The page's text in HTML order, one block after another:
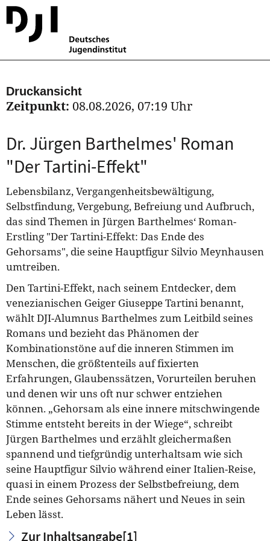
Druckansicht
Zeitpunkt: 08.08.2026, 07:19 Uhr
Dr. Jürgen Barthelmes' Roman
"Der Tartini-Effekt"
Lebensbilanz, Vergangenheitsbewältigung,
Selbstfindung, Vergebung, Befreiung und Aufbruch,
das sind Themen in Jürgen Barthelmes‘ Roman-
Erstling "Der Tartini-Effekt: Das Ende des
Gehorsams", die seine Hauptfigur Silvio Meynhausen
umtreiben.
Den Tartini-Effekt, nach seinem Entdecker, dem
venezianischen Geiger Giuseppe Tartini benannt,
wählt DJI-Alumnus Barthelmes zum Leitbild seines
Romans und bezieht das Phänomen der
Kombinationstöne auf die inneren Stimmen im
Menschen, die größtenteils auf fixierten
Erfahrungen, Glaubenssätzen, Vorurteilen beruhen
und denen wir uns oft nur schwer entziehen
können. „Gehorsam als eine innere mitschwingende
Stimme entsteht bereits in der Wiege“, schreibt
Jürgen Barthelmes und erzählt gleichermaßen
spannend und tiefgründig unterhaltsam wie sich
seine Hauptfigur Silvio während einer Italien-Reise,
quasi in einem Prozess der Selbstbefreiung, dem
Ende seines Gehorsams nähert und Neues in sein
Leben lässt.
Zur Inhaltsangabe[1]